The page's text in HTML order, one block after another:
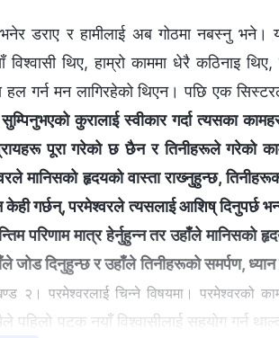
डराए र हामीलाई अब गोठमा नबस्नु भने।
थिए, हाम्रो काममा धेरै कठिनाइ थिए,
हल गर्न मन लागिरहेको थिएन। पछि एक
कुरालाई स्वीकार गर्दा त्यसका
पूरा गरेको छ छैन र तिनीहरूले गरेको
मानिसको हृदयको वास्ता राख्‍नुहुन्छ,
गर्छन्, परमेश्‍वरले त्यसलाई आशिष् दिनुपर्छ
परिणाम मात्र हेर्नुहुन्‍न तर उहाँले मानिसको
जोड दिनुहुन्छ र उहाँले तिनीहरूको समर्पण, ध्यान
२। परमेश्‍वरलाई चिन्‍ने विषयमा। परमेश्‍वरको
पटक नयाँ विश्‍वासीलाई सहयोग गर्न